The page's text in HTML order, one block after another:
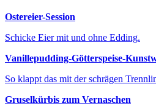
Ostereier-Session
Schicke Eier mit und ohne Edding.
Vanillepudding-Götterspeise-
So klappt das mit der schrägen
Gruselkürbis zum Vernaschen